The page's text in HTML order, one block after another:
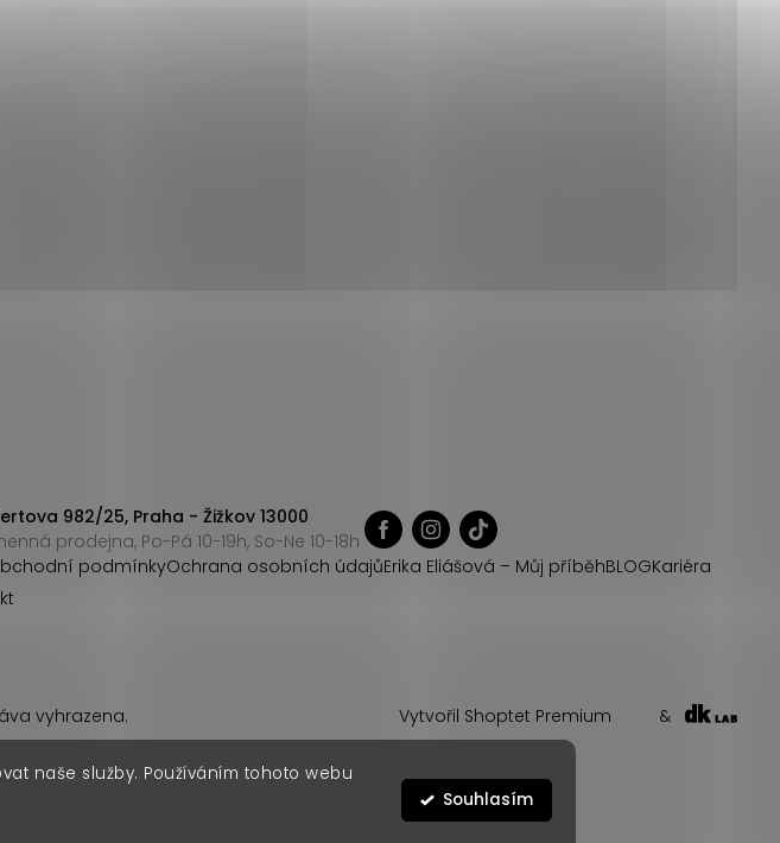
naše služby. Používáním tohoto webu
Souhlasím
982/25, Praha - Žižkov 13000
prodejna, Po-Pá 10-19h, So-Ne 10-18h
podmínkyOchrana osobních údajůErika Eliášová – Můj příběhBLOGKariéra
Vytvořil Shoptet Premium &
vyhrazena.